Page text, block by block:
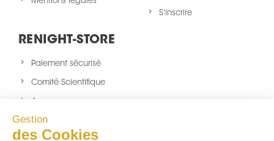
Gestion
des Cookies
S'inscrire
RENIGHT-STORE
Paiement sécurisé
Comité Scientifique
Nouveaux produits